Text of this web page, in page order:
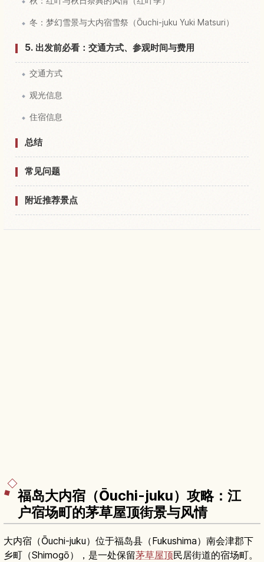
冬：梦幻雪景与大内宿雪祭（Ōuchi-juku Yuki Matsuri）
5. 出发前必看：交通方式、参观时间与费用
交通方式
观光信息
住宿信息
总结
常见问题
附近推荐景点
福岛大内宿（Ōuchi-juku）攻略：江
户宿场町的茅草屋顶街景与风情
大内宿（Ōuchi-juku）位于福岛县（Fukushima）南会津郡下
乡町（Shimogō），是一处保留茅草屋顶民居街道的宿场町。